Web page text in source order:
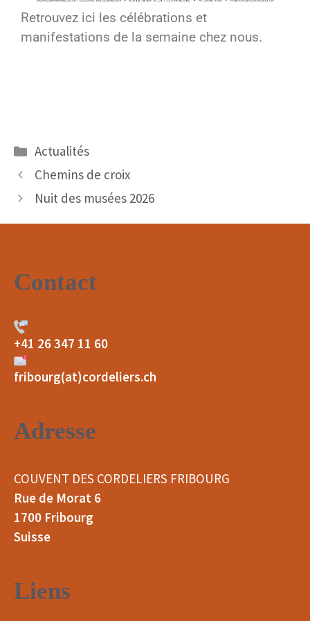
Retrouvez ici les célébrations et
manifestations de la semaine chez nous.
Actualités
Chemins de croix
Nuit des musées 2026
Contact
+41 26 347 11 60
fribourg(at)cordeliers.ch
Adresse
COUVENT DES CORDELIERS FRIBOURG
Rue de Morat 6
1700 Fribourg
Suisse
Liens